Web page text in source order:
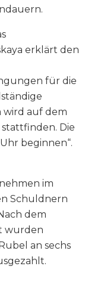
erklärt den
für die
wird auf dem
Die
beginnen“.
im
Schuldnern
dem
wurden
an sechs